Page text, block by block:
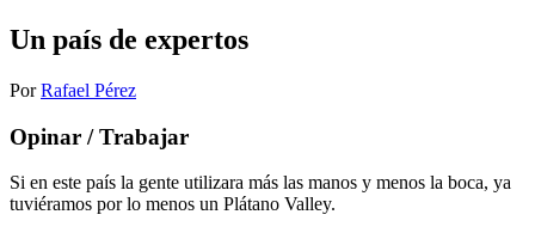
Un país de expertos
PorRafael Pérez
Opinar / Trabajar
Si en este país la gente utilizara más las manos y menos la boca, ya
tuviéramos por lo menos un Plátano Valley.